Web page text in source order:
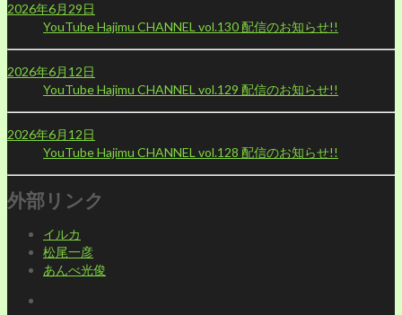
2026年6月29日
YouTube Hajimu CHANNEL vol.130 配信のお知らせ!!
2026年6月12日
YouTube Hajimu CHANNEL vol.129 配信のお知らせ!!
2026年6月12日
YouTube Hajimu CHANNEL vol.128 配信のお知らせ!!
外部リンク
イルカ
松尾一彦
あんべ光俊